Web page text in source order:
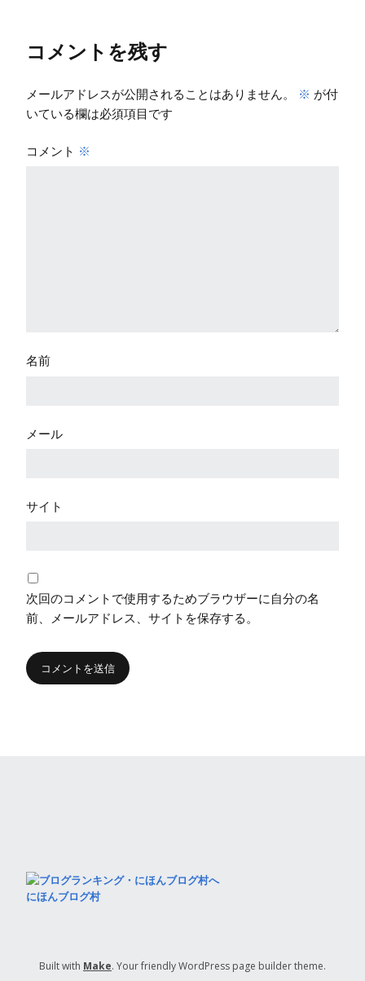
コメントを残す
メールアドレスが公開されることはありません。 ※ が付
いている欄は必須項目です
コメント ※
名前
メール
サイト
次回のコメントで使用するためブラウザーに自分の名
前、メールアドレス、サイトを保存する。
にほんブログ村
Built with Make. Your friendly WordPress page builder theme.